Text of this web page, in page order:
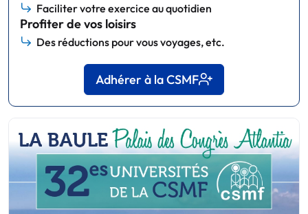
Faciliter votre exercice au quotidien
Profiter de vos loisirs
Des réductions pour vous voyages, etc.
Adhérer à la CSMF